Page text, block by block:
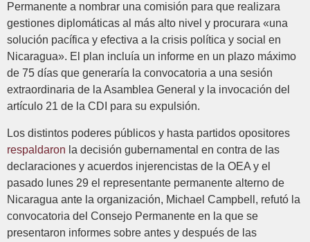
Permanente a nombrar una comisión para que realizara
gestiones diplomáticas al más alto nivel y procurara «una
solución pacífica y efectiva a la crisis política y social en
Nicaragua». El plan incluía un informe en un plazo máximo
de 75 días que generaría la convocatoria a una sesión
extraordinaria de la Asamblea General y la invocación del
artículo 21 de la CDI para su expulsión.
Los distintos poderes públicos y hasta partidos opositores
respaldaron la decisión gubernamental en contra de las
declaraciones y acuerdos injerencistas de la OEA y el
pasado lunes 29 el representante permanente alterno de
Nicaragua ante la organización, Michael Campbell, refutó la
convocatoria del Consejo Permanente en la que se
presentaron informes sobre antes y después de las